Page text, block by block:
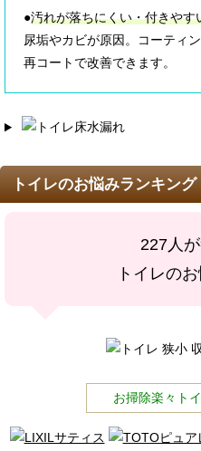
●汚れが落ちにくい・付きやす
尿垢やカビが原因。コーティ
再コートで改善できます。
トイレのお悩みランキング
227人が
トイレの
お掃除楽々ト